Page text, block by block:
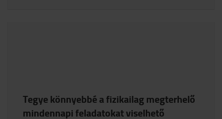
Tegye könnyebbé a fizikailag megterhelő
mindennapi feladatokat viselhető